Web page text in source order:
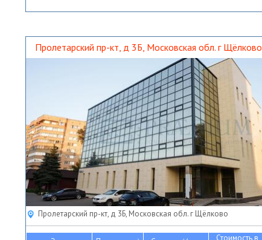
Пролетарский пр-кт, д 3Б, Московская обл. г Щёлково
Пролетарский пр-кт, д 3Б, Московская обл. г Щёлково
Стоимость в